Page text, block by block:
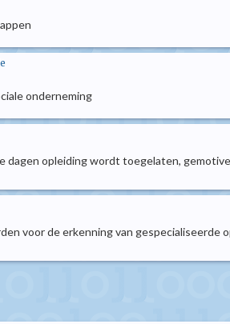
onderneming
dagen opleiding wordt toegelaten,
voor de erkenning van gespecialiseerde